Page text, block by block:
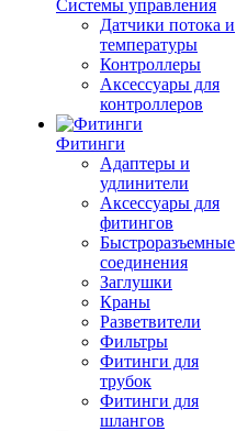
Системы управления
Датчики потока и
температуры
Контроллеры
Аксессуары для
контроллеров
Фитинги
Адаптеры и
удлинители
Аксессуары для
фитингов
Быстроразъемные
соединения
Заглушки
Краны
Разветвители
Фильтры
Фитинги для
трубок
Фитинги для
шлангов